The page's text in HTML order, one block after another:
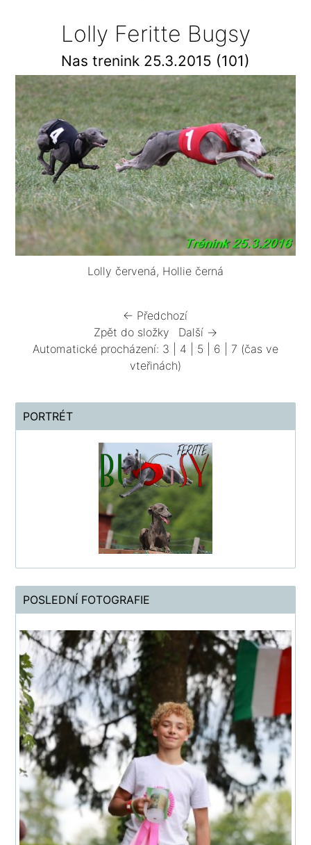
Lolly Feritte Bugsy
Nas trenink 25.3.2015 (101)
Lolly červená, Hollie černá
← Předchozí
Zpět do složky
Další →
Automatické procházení: 3 4 5 6 7 (čas ve
vteřinách)
PORTRÉT
POSLEDNÍ FOTOGRAFIE